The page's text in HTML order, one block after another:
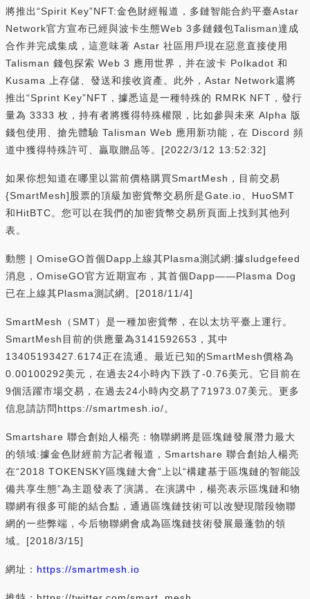
將推出“Spirit Key”NFT:金色財經報道，多鏈智能合約平臺Astar
Network官方宣布已經與波卡生態Web 3多鏈錢包Talisman達成
合作并完成集成，這意味著 Astar 社區用戶現在惡意直接使用
Talisman 錢包探索 Web 3 應用世界，并在波卡 Polkadot 和
Kusama 上存儲、發送和接收資產。此外，Astar Network還將
推出“Sprint Key”NFT，據悉這是一種特殊的 RMRK NFT，發行
量為 3333 枚，持有者將獲得特殊權限，比如參與未來 Alpha 版
錢包使用、搶先體驗 Talisman Web 應用新功能，在 Discord 頻
道中獲得特殊許可、贏取贈品等。[2022/3/12 13:52:32]
如果你想知道在哪里以當前價格購買SmartMesh，目前交易
{SmartMesh]股票的頂級加密貨幣交易所是Gate.io、HuoSMT
和HitBTC。您可以在我們的加密貨幣交易所頁面上找到其他列
表。
動態 | OmiseGO首個Dapp上線其Plasma測試網:據sludgefeed
消息，OmiseGO官方近期宣布，其首個Dapp——Plasma Dog
已在上線其Plasma測試網。[2018/11/4]
SmartMesh（SMT）是一種加密貨幣，在以太坊平臺上運行。
SmartMesh目前的供應量為3141592653，其中
13405193427.6174正在流通。最近已知的SmartMesh價格為
0.00100292美元，在過去24小時內下跌了-0.76美元。它目前在
9個活躍市場交易，在過去24小時內交易了71973.07美元。更多
信息請訪問https://smartmesh.io/。
Smartshare 聯合創始人楊亮：物聯網將是區塊鏈發展潛力最大
的領域:據金色財經前方記者報道，Smartshare 聯合創始人楊亮
在“2018 TOKENSKY區塊鏈大會”上以“構建基于區塊鏈的智能設
備共享生態”為主題發表了演講。在演講中，楊亮表示區塊鏈和物
聯網有很多可能的結合點，通過區塊鏈技術可以改變現階段物聯
網的一些弊端，今后物聯網會成為區塊鏈技術發展最蓬勃的領
域。[2018/3/15]
網址： https://smartmesh.io